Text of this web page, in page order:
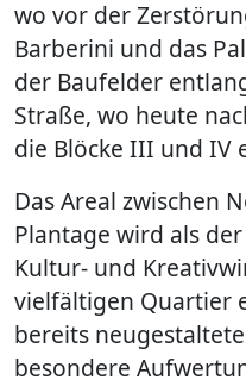
wo vor der
Barberini und das
der Baufelder
Straße, wo heute
die Blöcke III und IV
Das Areal zwischen
Plantage wird als
Kultur- und
vielfältigen Quartier
bereits
besondere